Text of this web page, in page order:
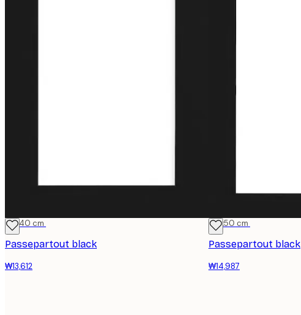
30x40 cm
Passepartout black
₩13,612
40x50 cm
Passepartout black
₩14,987